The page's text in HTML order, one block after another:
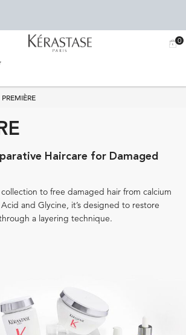
MEU
0
0
PREMIÈRE
Kérastase
Haircare for Damaged
to free damaged hair from calcium
and Glycine, it’s designed to restore
a layering technique.